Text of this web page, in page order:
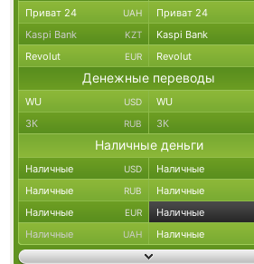
Приват 24 UAH Приват 24
Kaspi Bank KZT Kaspi Bank
Revolut EUR Revolut
Денежные переводы
WU USD WU
ЗК RUB ЗК
Наличные деньги
Наличные USD Наличные
Наличные RUB Наличные
Наличные EUR Наличные
Наличные UAH Наличные